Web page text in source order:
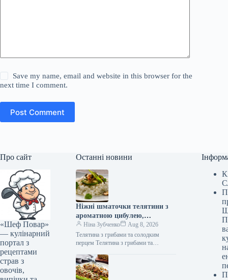
Save my name, email and website in this browser for the
next time I comment.
Post Comment
Про сайт
«Шеф Повар»
— кулінарний
портал з
рецептами
страв з
овочів,
Останні новини
Ніжні шматочки телятини з
ароматною цибулею,
соковитими грибами та
солодким болгарським
перцем: швидкий рецепт за
Ніна Зубченко
Aug 8, 2026
Телятина з грибами та солодким
перцем Телятина з грибами та
Телятина з печерицями та болгарським
перцем…